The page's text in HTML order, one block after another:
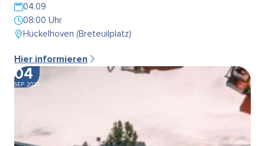
04.09
08:00 Uhr
Hückelhoven (Breteuilplatz)
Hier informieren
04
SEP. 2026